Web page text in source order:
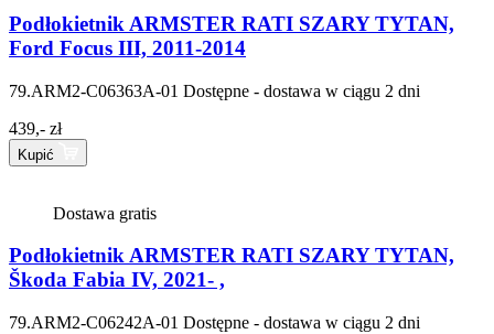
Podłokietnik ARMSTER RATI SZARY TYTAN,
Ford Focus III, 2011-2014
79.ARM2-C06363A-01 Dostępne - dostawa w ciągu 2 dni
439,- zł
Kupić
Dostawa gratis
Podłokietnik ARMSTER RATI SZARY TYTAN,
Škoda Fabia IV, 2021- ,
79.ARM2-C06242A-01 Dostępne - dostawa w ciągu 2 dni